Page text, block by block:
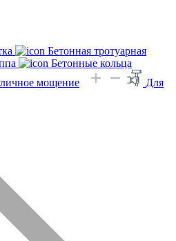
Бетонная тротуарная
Бетонные кольца
мощение
Для